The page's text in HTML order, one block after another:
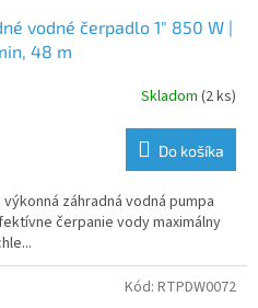
vodné čerpadlo 1" 850 W |
48 m
Skladom (2 ks)
Do košíka
záhradná vodná pumpa
čerpanie vody maximálny
Kód: RTPDW0072